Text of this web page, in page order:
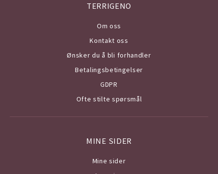
TERRIGENO
Om oss
Kontakt oss
Ønsker du å bli forhandler
Betalingsbetingelser
GDPR
Ofte stilte spørsmål
MINE SIDER
Mine sider